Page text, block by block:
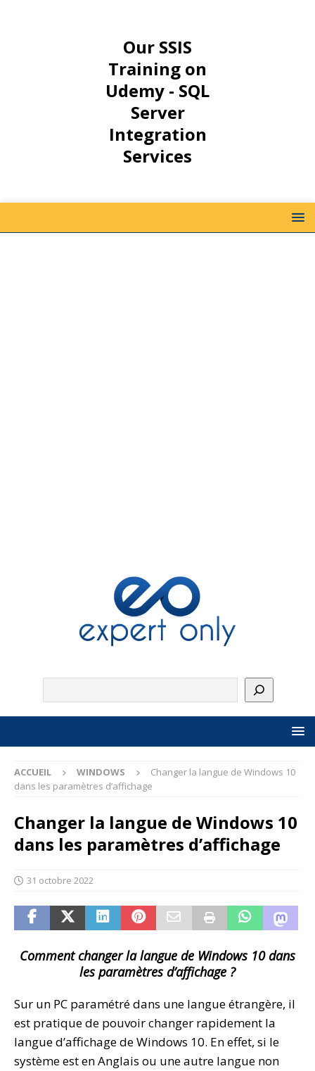
Our SSIS
Training on
Udemy - SQL
Server
Integration
Services
ACCUEIL WINDOWS
Changer la langue de Windows 10
dans les paramètres d’affichage
Changer la langue de Windows 10
dans les paramètres d’affichage
31 octobre 2022
Comment changer la langue de Windows 10 dans
les paramètres d’affichage ?
Sur un PC paramétré dans une langue étrangère, il
est pratique de pouvoir changer rapidement la
langue d’affichage de Windows 10. En effet, si le
système est en Anglais ou une autre langue non